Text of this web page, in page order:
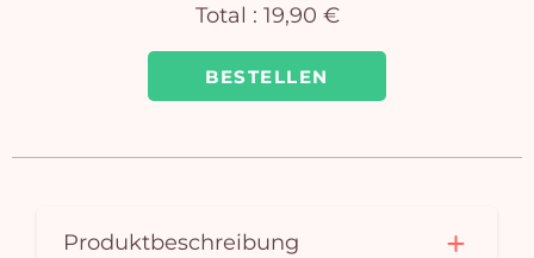
BESTELLEN
Total : 19,90 €
Produktbeschreibung